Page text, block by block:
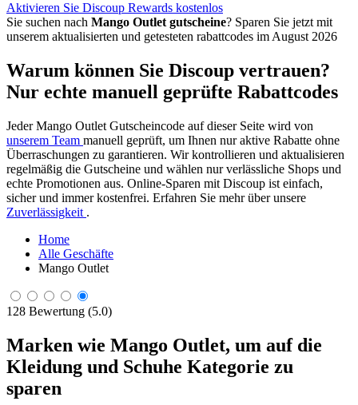
Aktivieren Sie Discoup Rewards kostenlos
Sie suchen nach Mango Outlet gutscheine? Sparen Sie jetzt mit
unserem aktualisierten und getesteten rabattcodes im August 2026
Warum können Sie Discoup vertrauen?
Nur echte manuell geprüfte Rabattcodes
Jeder Mango Outlet Gutscheincode auf dieser Seite wird von
unserem Team manuell geprüft, um Ihnen nur aktive Rabatte ohne
Überraschungen zu garantieren. Wir kontrollieren und aktualisieren
regelmäßig die Gutscheine und wählen nur verlässliche Shops und
echte Promotionen aus. Online-Sparen mit Discoup ist einfach,
sicher und immer kostenfrei. Erfahren Sie mehr über unsere
Zuverlässigkeit .
Home
Alle Geschäfte
Mango Outlet
128 Bewertung (5.0)
Marken wie Mango Outlet, um auf die
Kleidung und Schuhe Kategorie zu
sparen